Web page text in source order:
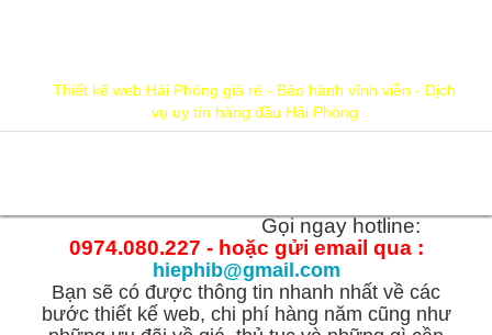
Thiết kế web Hải Phòng giá rẻ - Bảo hành vĩnh viễn - Dịch
vụ uy tín hàng đầu Hải Phòng
Gọi ngay hotline:
0974.080.227 - hoặc gửi email qua :
hiephib@gmail.com
Bạn sẽ có được thông tin nhanh nhất về các
bước thiết kế web, chi phí hàng năm cũng như